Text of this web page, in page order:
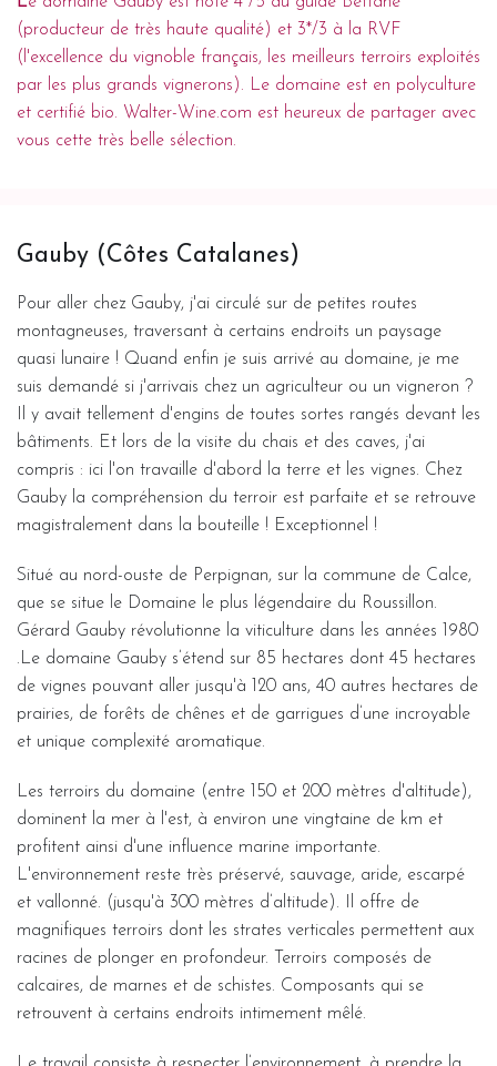
(producteur de très haute qualité) et 3*/3 à la RVF
(l'excellence du vignoble français, les meilleurs terroirs exploités
par les plus grands vignerons). Le domaine est en polyculture
et certifié bio. Walter-Wine.com est heureux de partager avec
vous cette très belle sélection.
Gauby (Côtes Catalanes)
Pour aller chez Gauby, j'ai circulé sur de petites routes
montagneuses, traversant à certains endroits un paysage
quasi lunaire ! Quand enfin je suis arrivé au domaine, je me
suis demandé si j'arrivais chez un agriculteur ou un vigneron ?
Il y avait tellement d'engins de toutes sortes rangés devant les
bâtiments. Et lors de la visite du chais et des caves, j'ai
compris : ici l'on travaille d'abord la terre et les vignes. Chez
Gauby la compréhension du terroir est parfaite et se retrouve
magistralement dans la bouteille ! Exceptionnel !
Situé au nord-ouste de Perpignan, sur la commune de Calce,
que se situe le Domaine le plus légendaire du Roussillon.
Gérard Gauby révolutionne la viticulture dans les années 1980
.Le domaine Gauby s’étend sur 85 hectares dont 45 hectares
de vignes pouvant aller jusqu'à 120 ans, 40 autres hectares de
prairies, de forêts de chênes et de garrigues d’une incroyable
et unique complexité aromatique.
Les terroirs du domaine (entre 150 et 200 mètres d'altitude),
dominent la mer à l'est, à environ une vingtaine de km et
profitent ainsi d'une influence marine importante.
L'environnement reste très préservé, sauvage, aride, escarpé
et vallonné. (jusqu'à 300 mètres d’altitude). Il offre de
magnifiques terroirs dont les strates verticales permettent aux
racines de plonger en profondeur. Terroirs composés de
calcaires, de marnes et de schistes. Composants qui se
retrouvent à certains endroits intimement mêlé.